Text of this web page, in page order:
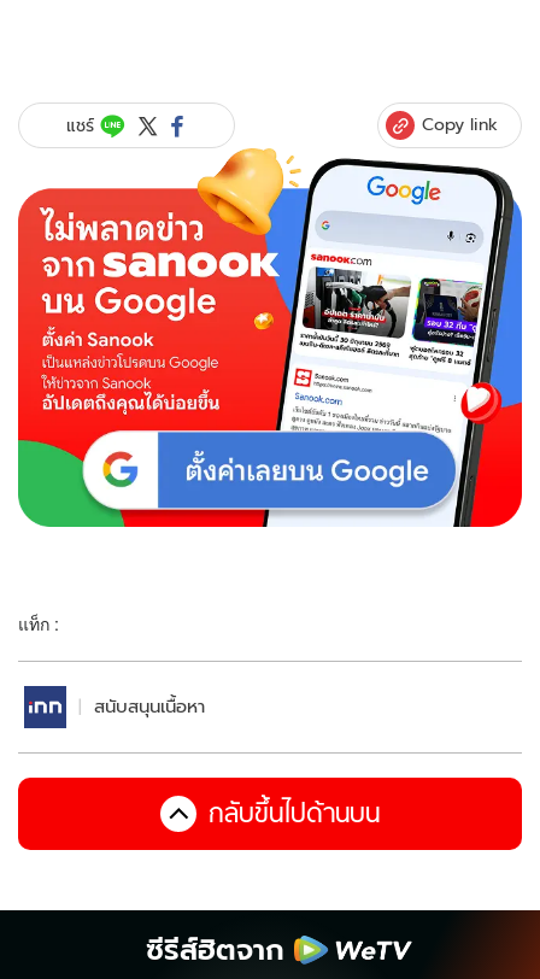
แชร์ Copy link
แท็ก :
สนับสนุนเนื้อหา
กลับขึ้นไปด้านบน
ซีรีส์ฮิตจาก